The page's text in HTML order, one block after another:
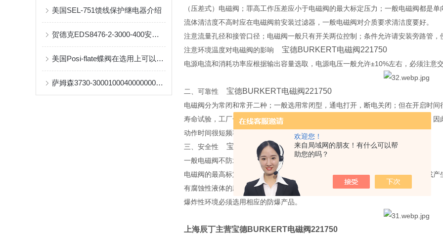
欢迎您！
来自局域网的朋友！有什么可以帮
助您的吗？
美国SEL-751馈线保护继电器介绍
贺德克EDS8476-2-3000-400安装说明
美国Posi-flate蝶阀在选用上可以从以下几个规则来说明
萨姆森3730-30001000400000000.04定位器上海辰丁销售
（压差式）电磁阀；罪高工作压差应小于电磁阀的最大标定压力；一般电磁阀都是
流体清洁度不高时应在电磁阀前安装过滤器，一般电磁阀对介质要求清洁度要好。
注意流量孔径和接管口径；电磁阀一般只有开关两位控制；条件允许请安装旁路管
注意环境温度对电磁阀的影响 宝德BURKERT电磁阀221750
电源电流和消耗功率应根据输出容量选取，电源电压一般允许±10%左右，必须注意
二、可靠性 宝德BURKERT电磁阀221750
电磁阀分为常闭和常开二种；一般选用常闭型，通电打开，断电关闭；但在开启时
寿命试验，工厂一般属于型式试验项目，确切地说我国还没有电磁阀的专业标准，
动作时间很短频率较高时一般选取直动式，大口径选用快速系列。
三、安全性 宝德BURKERT电磁阀221750
一般电磁阀不防水，在条件不允许时请选用防水型，工厂可以定做。
电磁阀的最高标定公称压力一定要超过管路内的最高压力，否则使用寿命会缩短或产
有腐蚀性液体的应选用全不锈钢型，强腐蚀性流体宜选用塑料王（SLF）电磁阀。
爆炸性环境必须选用相应的防爆产品。
上海辰丁主营宝德BURKERT电磁阀221750